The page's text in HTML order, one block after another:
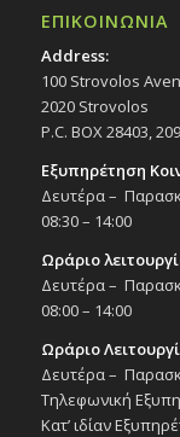
ΕΠΙΚΟΙΝΩΝΙΑ
Address:
100 Strovolos
2020 Strovolos
P.C. BOX 28403,
Εξυπηρέτηση
Δευτέρα –
08:30 – 14:00
Ωράριο
Δευτέρα –
08:00 – 14:00
Ωράριο
Δευτέρα –
Τηλεφωνική
Κατ’ ιδίαν